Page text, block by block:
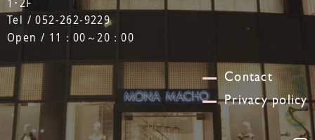
Tel / 052-262-9229
Open / 11：00～20：00
Contact
Privacy policy